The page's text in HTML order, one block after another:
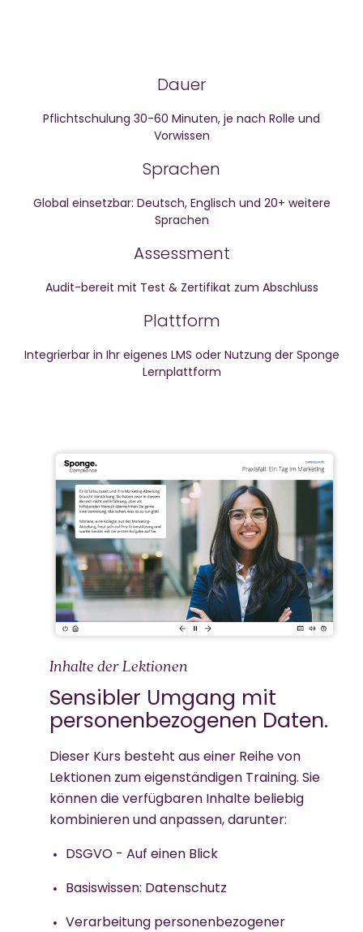
Dauer
Pflichtschulung 30-60 Minuten, je nach Rolle und
Vorwissen
Sprachen
Global einsetzbar: Deutsch, Englisch und 20+ weitere
Sprachen
Assessment
Audit-bereit mit Test & Zertifikat zum Abschluss
Plattform
Integrierbar in Ihr eigenes LMS oder Nutzung der Sponge
Lernplattform
Inhalte der Lektionen
Sensibler Umgang mit
personenbezogenen Daten.
Dieser Kurs besteht aus einer Reihe von
Lektionen zum eigenständigen Training. Sie
können die verfügbaren Inhalte beliebig
kombinieren und anpassen, darunter:
DSGVO - Auf einen Blick
Basiswissen: Datenschutz
Verarbeitung personenbezogener